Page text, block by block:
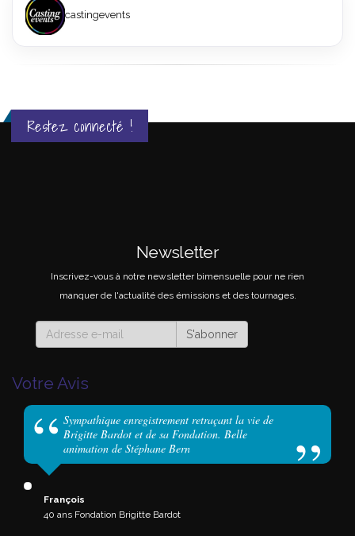
castingevents
Restez connecté !
Newsletter
Inscrivez-vous à notre newsletter bimensuelle pour ne rien
manquer de l'actualité des émissions et des tournages.
S'abonner
Votre Avis
Sympathique enregistrement retraçant la vie de
Brigitte Bardot et de sa Fondation. Belle
animation de Stéphane Bern
François
40 ans Fondation Brigitte Bardot